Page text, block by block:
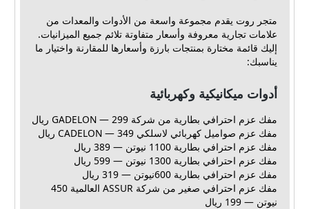
متجر روت يقدم مجموعة واسعة من الأدوات والمعدات من
علامات تجارية معروفة وأسعار متفاوتة تلائم جميع الميزانيات.
إليك قائمة مختارة بمنتجات بارزة وأسعارها للمقارنة واختيار ما
يناسبك:
أدوات ميكانيكية وكهربائية
مفك عزم احترافي بطارية من شركة GADELON — 299 ريال
مفك عزم صواميل كهربائي لاسلكي CADELON — 349 ريال
مفك عزم احترافي بطارية 1100 نيوتن — 389 ريال
مفك عزم احترافي بطارية 1300 نيوتن — 599 ريال
مفك عزم احترافي بطارية 600نيوتن — 319 ريال
مفك عزم احترافي صغير من شركة ASSUR العالمية 450
نيوتن — 199 ريال